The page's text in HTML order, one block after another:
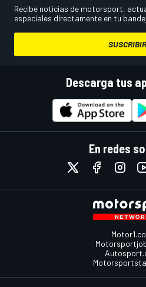
Recibe noticias de motorsport,
especiales directamente en tu
Descarga tus
En redes